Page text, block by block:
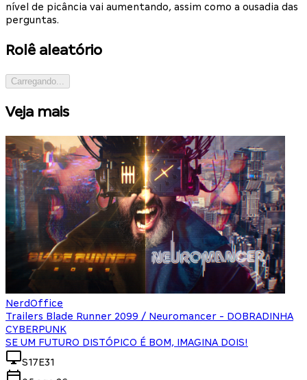
nível de picância vai aumentando, assim como a ousadia das
perguntas.
Rolê aleatório
Carregando...
Veja mais
NerdOffice
Trailers Blade Runner 2099 / Neuromancer - DOBRADINHA
CYBERPUNK
SE UM FUTURO DISTÓPICO É BOM, IMAGINA DOIS!
S17E31